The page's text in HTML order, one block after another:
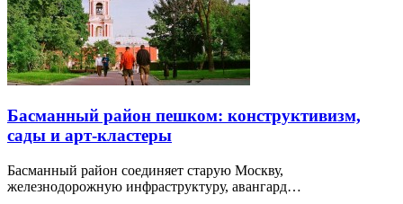
Басманный район пешком: конструктивизм,
сады и арт-кластеры
Басманный район соединяет старую Москву,
железнодорожную инфраструктуру, авангард…